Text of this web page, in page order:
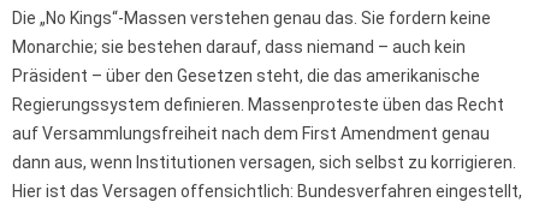
Die „No Kings“-Massen verstehen genau das. Sie fordern keine
Monarchie; sie bestehen darauf, dass niemand – auch kein
Präsident – über den Gesetzen steht, die das amerikanische
Regierungssystem definieren. Massenproteste üben das Recht
auf Versammlungsfreiheit nach dem First Amendment genau
dann aus, wenn Institutionen versagen, sich selbst zu korrigieren.
Hier ist das Versagen offensichtlich: Bundesverfahren eingestellt,